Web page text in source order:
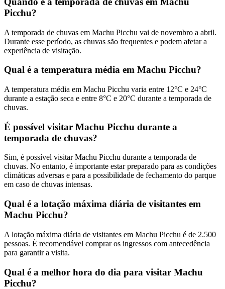
Picchu?
A temporada de chuvas em Machu Picchu vai de novembro a abril.
Durante esse período, as chuvas são frequentes e podem afetar a
experiência de visitação.
Qual é a temperatura média em Machu Picchu?
A temperatura média em Machu Picchu varia entre 12°C e 24°C
durante a estação seca e entre 8°C e 20°C durante a temporada de
chuvas.
É possível visitar Machu Picchu durante a
temporada de chuvas?
Sim, é possível visitar Machu Picchu durante a temporada de
chuvas. No entanto, é importante estar preparado para as condições
climáticas adversas e para a possibilidade de fechamento do parque
em caso de chuvas intensas.
Qual é a lotação máxima diária de visitantes em
Machu Picchu?
A lotação máxima diária de visitantes em Machu Picchu é de 2.500
pessoas. É recomendável comprar os ingressos com antecedência
para garantir a visita.
Qual é a melhor hora do dia para visitar Machu
Picchu?